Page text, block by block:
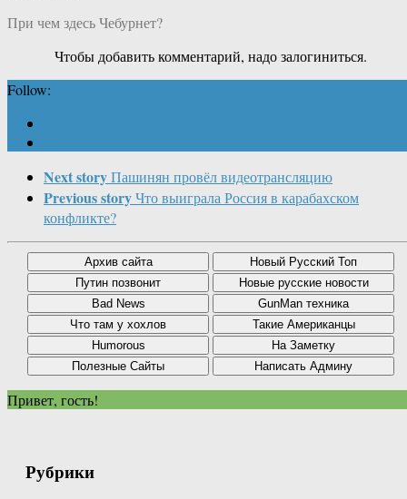
При чем здесь Чебурнет?
Чтобы добавить комментарий, надо залогиниться.
Follow:
Next storyПашинян провёл видеотрансляцию
Previous storyЧто выиграла Россия в карабахском
конфликте?
Привет, гость!
Рубрики